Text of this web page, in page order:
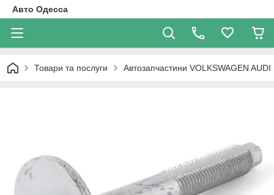
Авто Одесса
Товари та послуги Автозапчастини VOLKSWAGEN AUDI